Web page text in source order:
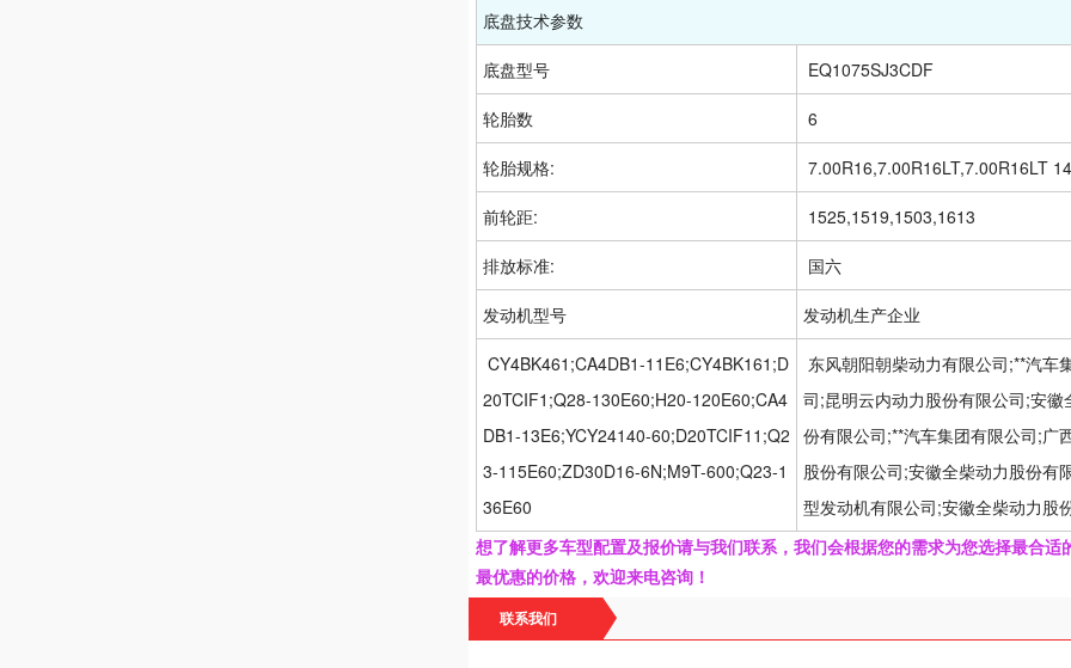
底盘技术参数
底盘型号 EQ1075SJ3CDF
轮胎数 6
轮胎规格: 7.00R16,7.00R16LT,7.00R16LT
前轮距: 1525,1519,1503,1613
排放标准: 国六
发动机型号 发动机生产企业
CY4BK461;CA4DB1-11E6;CY4BK161;D
20TCIF1;Q28-130E60;H20-120E60;CA4
DB1-13E6;YCY24140-60;D20TCIF11;Q2
3-115E60;ZD30D16-6N;M9T-600;Q23-1
36E60
东风朝阳朝柴动力有限公司;**汽车
司;昆明云内动力股份有限公司;安徽
份有限公司;**汽车集团有限公司;广
股份有限公司;安徽全柴动力股份有
型发动机有限公司;安徽全柴动力股
想了解更多车型配置及报价请与我们联系，我们会根据您的需求为您选择最合适
最优惠的价格，欢迎来电咨询！
联系我们